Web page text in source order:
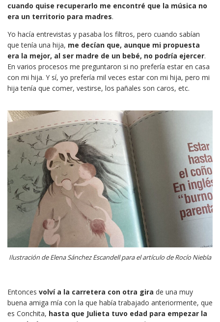
cuando quise recuperarlo me encontré que la música no
era un territorio para madres.
Yo hacía entrevistas y pasaba los filtros, pero cuando sabían
que tenía una hija, me decían que, aunque mi propuesta
era la mejor, al ser madre de un bebé, no podría ejercer.
En varios procesos me preguntaron si no prefería estar en casa
con mi hija. Y sí, yo prefería mil veces estar con mi hija, pero mi
hija tenía que comer, vestirse, los pañales son caros, etc.
Ilustración de Elena Sánchez Escandell para el artículo de Rocío Niebla
Entonces volví a la carretera con otra gira de una muy
buena amiga mía con la que había trabajado anteriormente, que
es Conchita, hasta que Julieta tuvo edad para empezar la